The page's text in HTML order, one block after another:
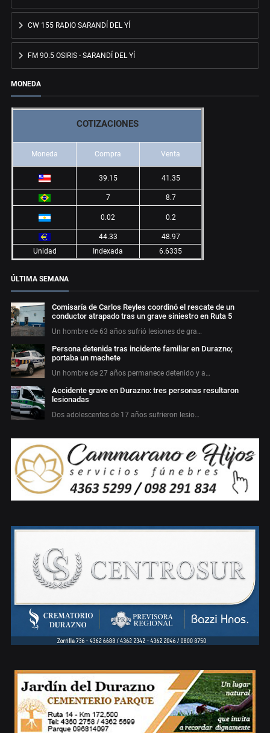
CW 155 RADIO SARANDÍ DEL YÍ
FM 90.5 OSIRIS - SARANDÍ DEL YÍ
MONEDA
COTIZACIONES
Moneda Compra Venta
39.15 41.35
7 8.7
0.02 0.2
44.33
48.97
Unidad
Indexada 6.6335
ÚLTIMA SEMANA
Comisaría de Carlos Reyles coordinó el rescate de un
conductor atrapado tras un grave siniestro en Ruta 5
Un hombre de 63 años sufrió lesiones de gra…
Persona detenida tras incidente familiar en Durazno;
portaba un machete
Un hombre de 27 años permanece detenido y a…
Accidente grave en Durazno: tres personas resultaron
lesionadas
Dos adolescentes de 17 años sufrieron lesio…